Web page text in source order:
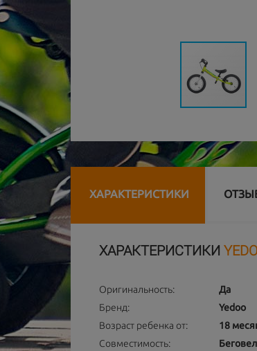
ХАРАКТЕРИСТИКИ
ХАРАКТЕРИСТИКИ
Оригинальность:
Да
Бренд:
Yedoo
Возраст ребенка от:
18
Совместимость: